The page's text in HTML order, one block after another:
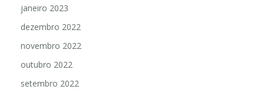
janeiro 2023
dezembro 2022
novembro 2022
outubro 2022
setembro 2022